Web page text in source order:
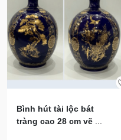
Bình hút tài lộc bát
tràng cao 28 cm vẽ